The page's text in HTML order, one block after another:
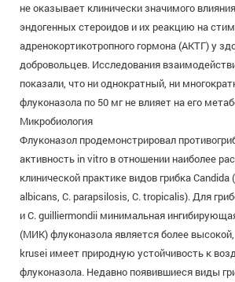
не оказывает клинически значимого
эндогенных стероидов и их реакцию на
адренокортикотропного гормона (АКТГ) у
добровольцев. Исследования
показали, что ни однократный, ни
флуконазола по 50 мг не влияет на его
Микробиология
Флуконазол продемонстрировал
активность in vitro в отношении наиболее
клинической практике видов грибка Candida
albicans, C. parapsilosis, C. tropicalis). Для
и C. guilliermondii минимальная
(МИК) флуконазола является более
krusei имеет природную устойчивость к
флуконазола. Недавно появившиеся виды